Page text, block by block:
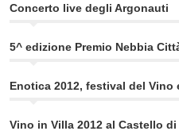
Concerto live degli Argonauti
5^ edizione Premio Nebbia
Enotica 2012, festival del Vino
Vino in Villa 2012 al Castello di